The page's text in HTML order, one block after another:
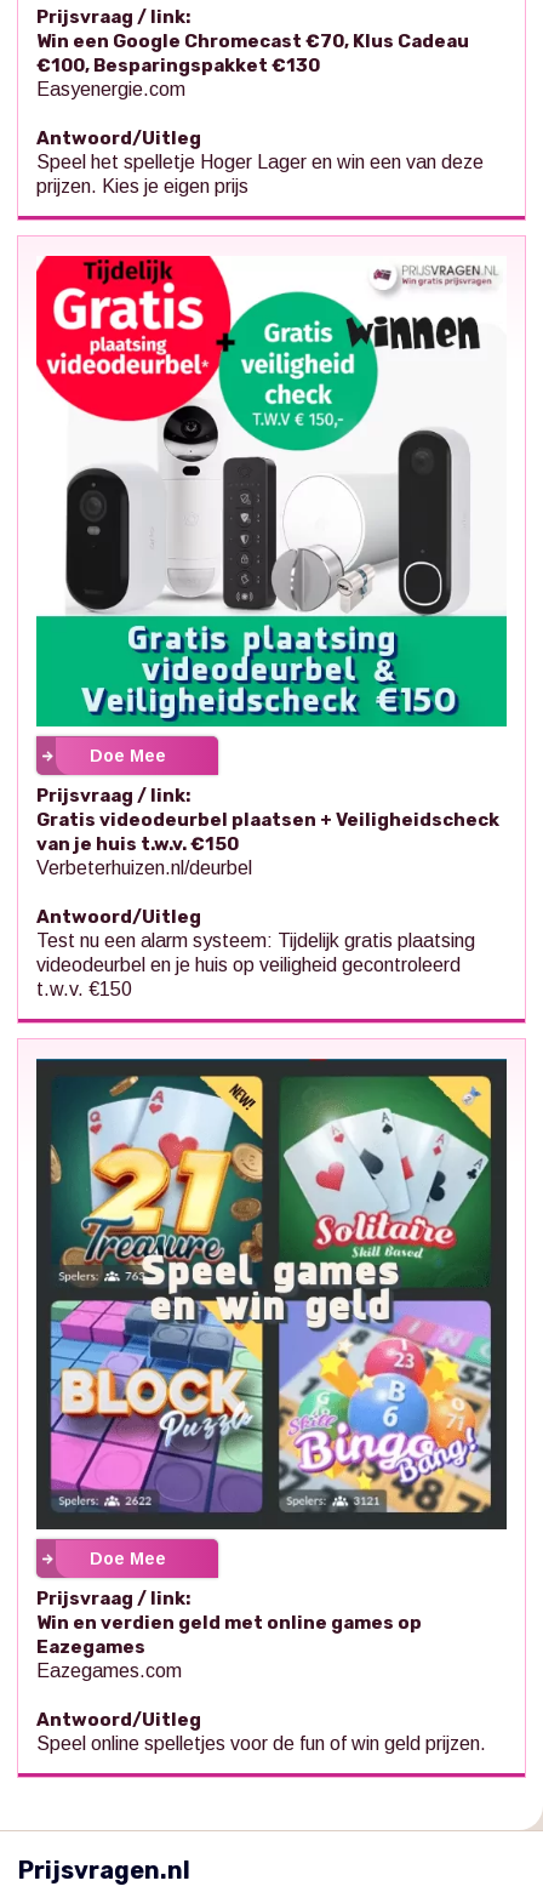
Prijsvraag / link:
Win een Google Chromecast €70, Klus Cadeau
€100, Besparingspakket €130
Easyenergie.com
Antwoord/Uitleg
Speel het spelletje Hoger Lager en win een van deze
prijzen. Kies je eigen prijs
Doe Mee
Prijsvraag / link:
Gratis videodeurbel plaatsen + Veiligheidscheck
van je huis t.w.v. €150
Verbeterhuizen.nl/deurbel
Antwoord/Uitleg
Test nu een alarm systeem: Tijdelijk gratis plaatsing
videodeurbel en je huis op veiligheid gecontroleerd
t.w.v. €150
Doe Mee
Prijsvraag / link:
Win en verdien geld met online games op
Eazegames
Eazegames.com
Antwoord/Uitleg
Speel online spelletjes voor de fun of win geld prijzen.
Prijsvragen.nl